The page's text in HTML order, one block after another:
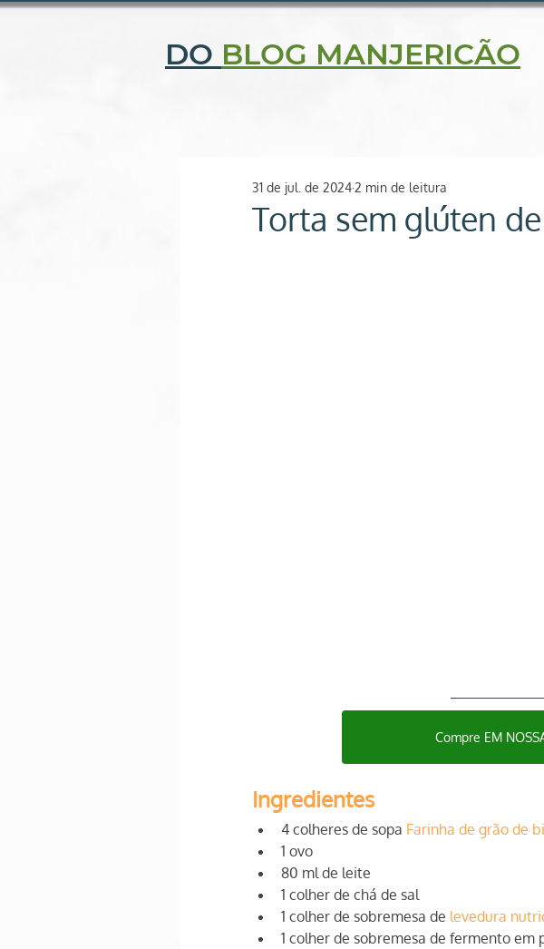
DO BLOG MANJERICÃO
Torta sem glúten
31 de jul. de 20242 min de leitura
Compre EM
Ingredientes
4 colheres de sopa Farinha de grão de
1 ovo
80 ml de leite
1 colher de chá de sal
1 colher de sobremesa de levedura
1 colher de sobremesa de fermento em